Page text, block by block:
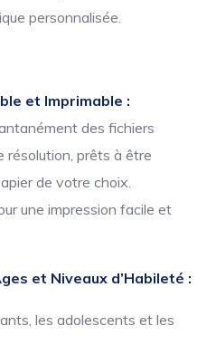
personnalisée.
et Imprimable :
des fichiers
résolution, prêts à être
de votre choix.
une impression facile et
et Niveaux d’Habileté :
les adolescents et les